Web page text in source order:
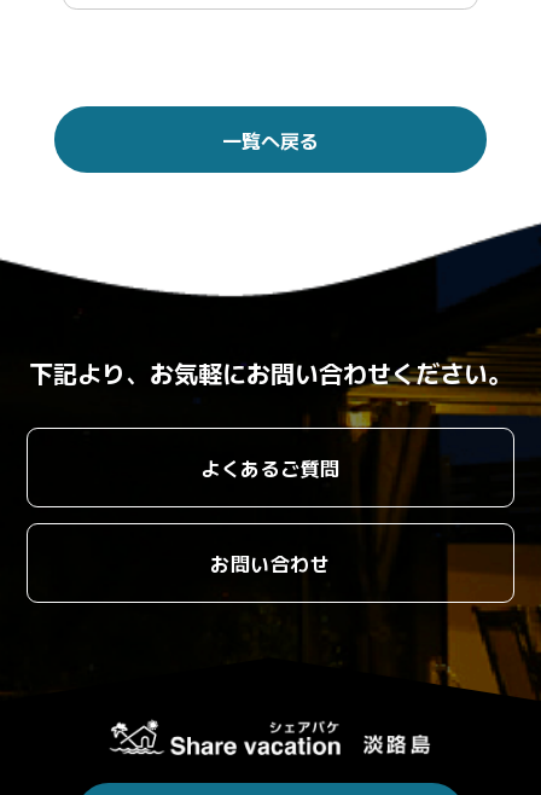
一覧へ戻る
下記より、お気軽にお問い合わせください。
よくあるご質問
お問い合わせ